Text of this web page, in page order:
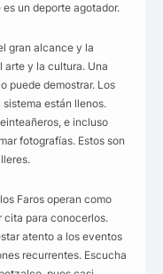
un deporte agotador.
gran alcance y la
arte y la cultura. Una
puede demostrar. Los
sistema están llenos.
e incluso
fotografías. Estos son
Faros operan como
cita para conocerlos.
atento a los eventos
recurrentes. Escucha